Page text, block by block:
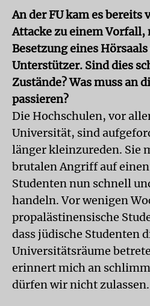
An der FU kam es bereits
Attacke zu einem Vorfall,
Besetzung eines
Unterstützer. Sind dies
Zustände? Was muss an
passieren?
Die Hochschulen, vor
Universität, sind
länger kleinzureden. Sie
brutalen Angriff auf
Studenten nun schnell
handeln. Vor wenigen
propalästinensische
dass jüdische Studenten
Universitätsräume
erinnert mich an
dürfen wir nicht zulassen.